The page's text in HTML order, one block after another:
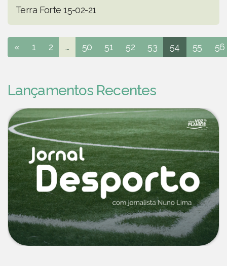
Terra Forte 15-02-21
« 1 2 ... 50 51 52 53 54 55 56
Lançamentos Recentes